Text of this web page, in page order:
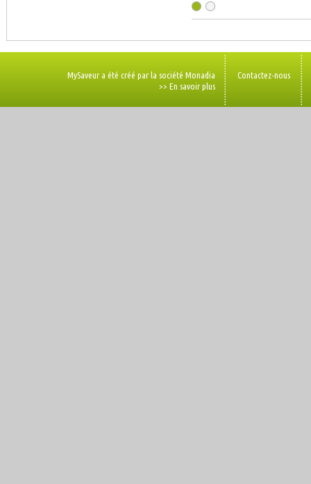
MySaveur a été créé par la société Monadia
>> En savoir plus
Contactez-nous